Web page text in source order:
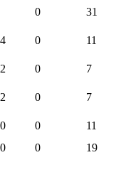
0
31
0 11
0
7
0
7
0
11
0
19